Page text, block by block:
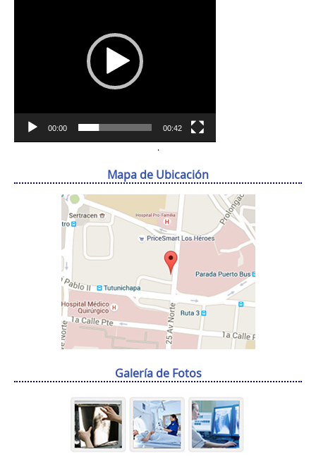
00:00 00:42
.
Mapa de Ubicación
Galería de Fotos